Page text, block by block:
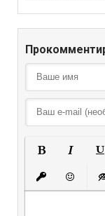
Вставить